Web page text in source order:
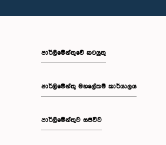
පාර්ලිමේන්තුවේ කටයුතු
පාර්ලිමේන්තු මහලේකම් කාර්යාලය
පාර්ලිමේන්තුව සජීවීව